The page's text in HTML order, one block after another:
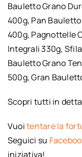
Bauletto Grano
400g, Pan
400g, Pagnottelle
Integrali 330g,
Bauletto Grano
500g, Gran
Scopri tutti in
Vuoitentare la
Seguici su
iniziativa!